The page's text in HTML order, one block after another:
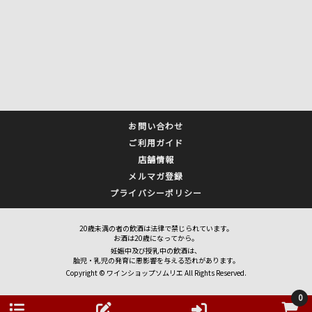
0
お問い合わせ
ご利用ガイド
店舗情報
メルマガ登録
プライバシーポリシー
20歳未満の者の飲酒は法律で禁じられています。
お酒は20歳になってから。
妊娠中及び授乳中の飲酒は、
胎児・乳児の発育に悪影響を与える恐れがあります。
Copyright © ワインショップソムリエ All Rights Reserved.